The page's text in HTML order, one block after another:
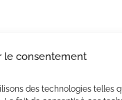
le consentement
des technologies telles